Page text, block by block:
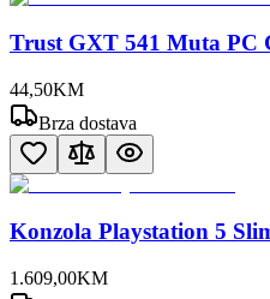
Trust GXT 541 Muta PC
44,50KM
Brza dostava
Konzola Playstation 5
1.609,00KM